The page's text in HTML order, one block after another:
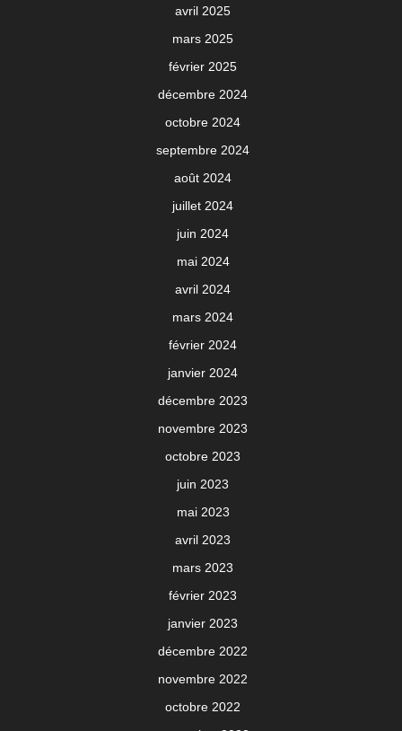
avril 2025
mars 2025
février 2025
décembre 2024
octobre 2024
septembre 2024
août 2024
juillet 2024
juin 2024
mai 2024
avril 2024
mars 2024
février 2024
janvier 2024
décembre 2023
novembre 2023
octobre 2023
juin 2023
mai 2023
avril 2023
mars 2023
février 2023
janvier 2023
décembre 2022
novembre 2022
octobre 2022